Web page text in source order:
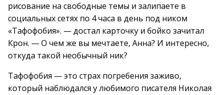
рисование на свободные темы и залипаете в
социальных сетях по 4 часа в день под ником
«Тафофобия». — достал карточку и бойко зачитал
Крон. — О чем же вы мечтаете, Анна? И интересно,
откуда такой необычный ник?
Тафофобия — это страх погребения заживо,
который наблюдался у любимого писателя Николая